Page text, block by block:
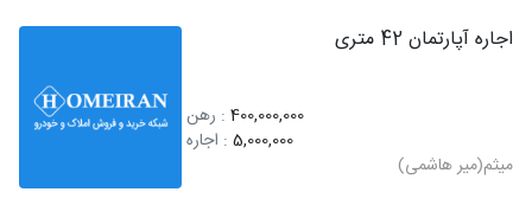
اجاره آپارتمان 42 متری
400,000,000 : رهن
5,000,000 : اجاره
میثم(میر هاشمی)